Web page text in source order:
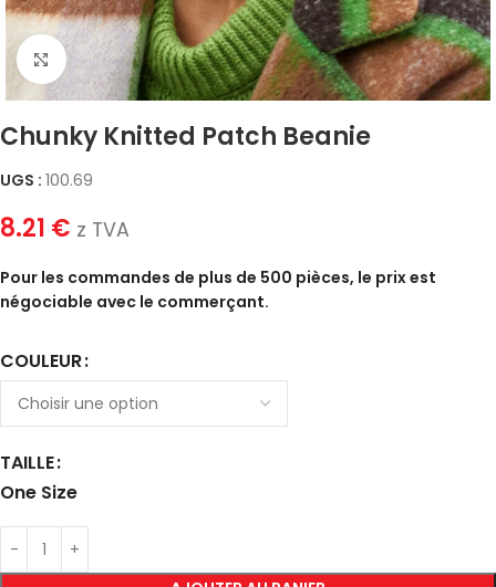
Click to enlarge
Chunky Knitted Patch Beanie
UGS : 100.69
8.21 € z TVA
Pour les commandes de plus de 500 pièces, le prix est
négociable avec le commerçant.
COULEUR
TAILLE
One Size